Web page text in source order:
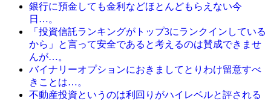
銀行に預金しても金利などほとんどもらえない今
日…。
「投資信託ランキングがトップ3にランクインしている
から」と言って安全であると考えるのは賛成できませ
んが…。
バイナリーオプションにおきましてとりわけ留意すべ
きことは…。
不動産投資というのは利回りがハイレベルと評される